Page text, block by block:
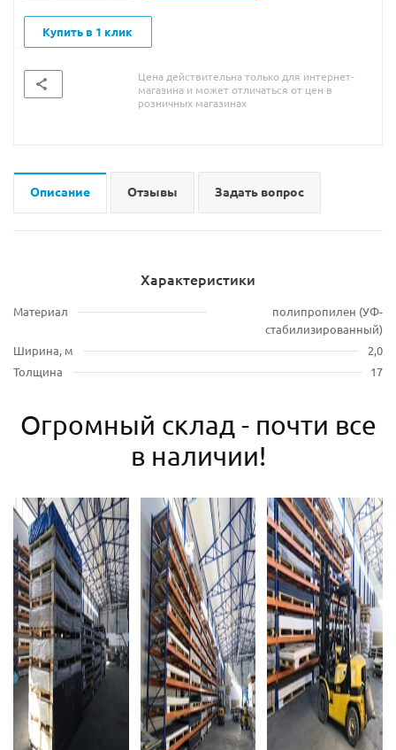
Купить в 1 клик
Цена действительна только для интернет-
магазина и может отличаться от цен в
розничных магазинах
Описание Отзывы Задать вопрос
Характеристики
Материал
полипропилен (УФ-
стабилизированный)
Ширина, м
2,0
Толщина
17
Огромный склад - почти все
в наличии!